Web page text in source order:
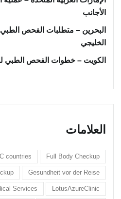
الأجانب
البحرين – متطلبات الفحص
الخليجي
الكويت – خطوات الفحص الطبي
العلامات
Full Body Checkup
countries
Gesundheit vor der Reise
LotusAzureClinic
Services